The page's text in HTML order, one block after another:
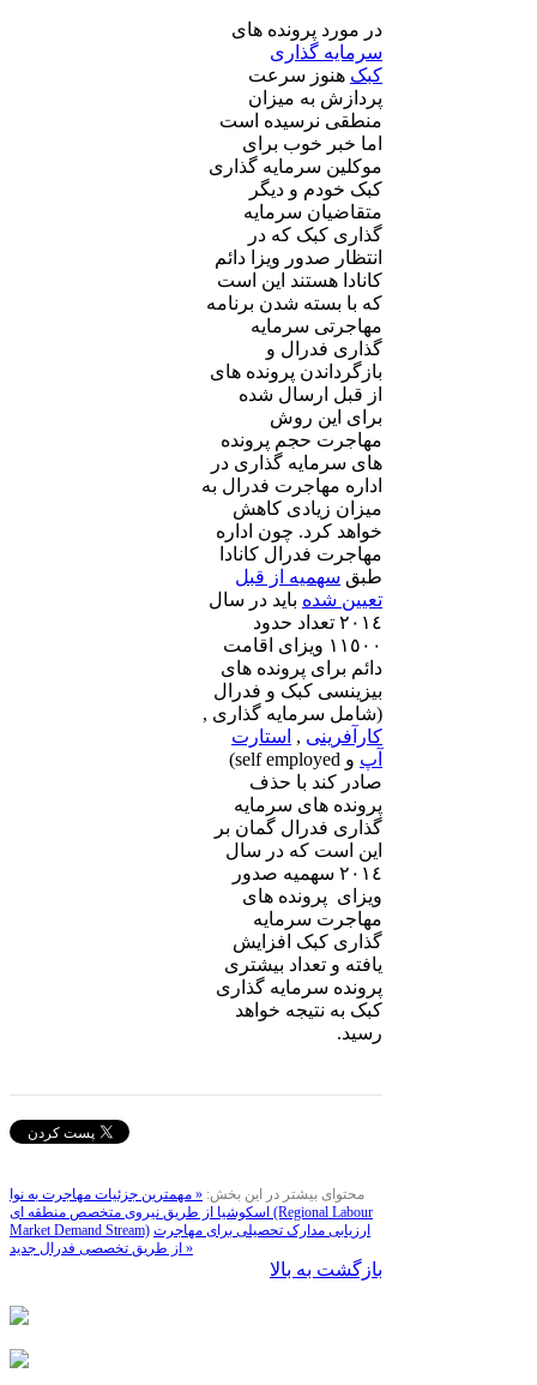
در مورد پرونده های
سرمایه گذاری
کبک هنوز سرعت
پردازش به میزان
منطقی نرسیده است
اما خبر خوب برای
موکلین سرمایه گذاری
کبک خودم و دیگر
متقاضیان سرمایه
گذاری کبک که در
انتظار صدور ویزا دائم
کانادا هستند این است
که با بسته شدن برنامه
مهاجرتی سرمایه
گذاری فدرال و
بازگرداندن پرونده های
از قبل ارسال شده
برای این روش
مهاجرت حجم پرونده
های سرمایه گذاری در
اداره مهاجرت فدرال به
میزان زیادی کاهش
خواهد کرد. چون اداره
مهاجرت فدرال کانادا
طبق سهمیه از قبل
تعیین شده باید در سال
٢٠١٤ تعداد حدود
١١٥٠٠ ویزای اقامت
دائم برای پرونده های
بیزینسی کبک و فدرال
(شامل سرمایه گذاری ,
کارآفرینی , استارت
آپ
و self employed)
صادر کند با حذف
پرونده های سرمایه
گذاری فدرال گمان بر
این است که در سال
٢٠١٤ سهمیه صدور
ویزای پرونده های
مهاجرت سرمایه
گذاری کبک افزایش
یافته و تعداد بیشتری
پرونده سرمایه گذاری
کبک به نتیجه خواهد
رسید.
محتوای بیشتر در این بخش: « مهمترین جزئیات مهاجرت به نوا
اسکوشیا از طریق نیروی متخصص منطقه ای (Regional Labour
Market Demand Stream) ارزیابی مدارک تحصیلی برای مهاجرت
از طریق تخصصی فدرال جدید »
بازگشت به بالا